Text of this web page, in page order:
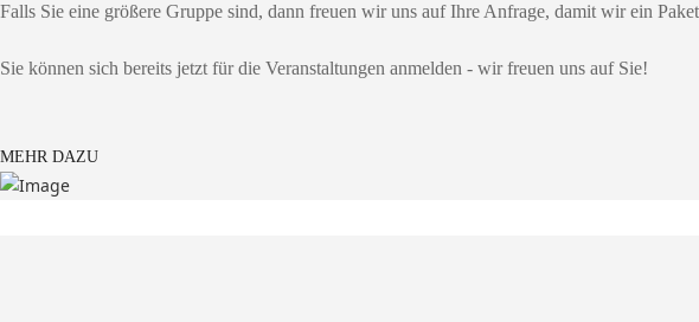
Falls Sie eine größere Gruppe sind, dann freuen wir uns auf Ihre Anfrage, damit wir ein
Sie können sich bereits jetzt für die Veranstaltungen anmelden - wir freuen uns auf Sie!
MEHR DAZU